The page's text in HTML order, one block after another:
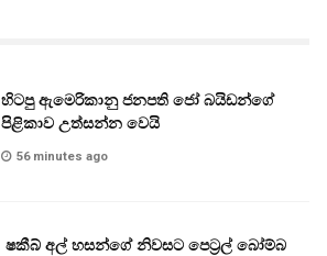
හිටපු ඇමෙරිකානු ජනපති ජෝ බයිඩන්ගේ
පිළිකාව උත්සන්න වෙයි
56 minutes ago
ෂකීබ් අල් හසන්ගේ නිවසට පෙට්‍රල් බෝම්බ